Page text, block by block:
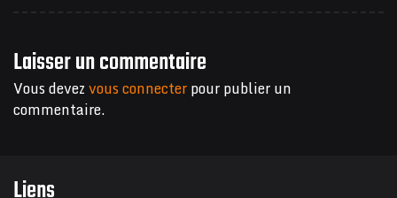
Laisser un commentaire
Vous devezvous connecterpour publier un
commentaire.